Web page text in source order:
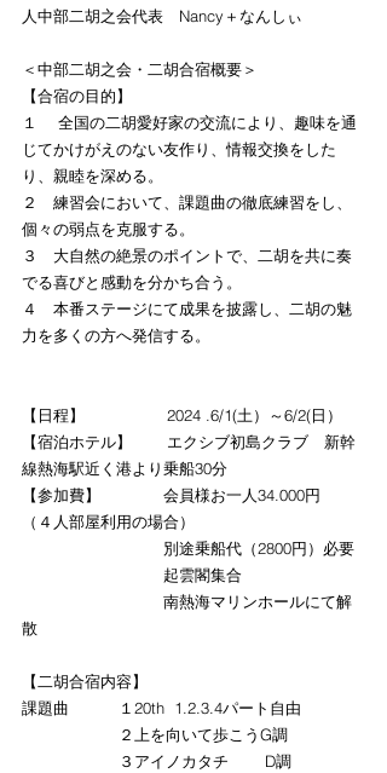
人中部二胡之会代表　Nancy＋なんしぃ
＜中部二胡之会・二胡合宿概要＞
【合宿の目的】
１ 　全国の二胡愛好家の交流により、趣味を通
じてかけがえのない友作り、情報交換をした
り、親睦を深める。
２　練習会において、課題曲の徹底練習をし、
個々の弱点を克服する。
３　大自然の絶景のポイントで、二胡を共に奏
でる喜びと感動を分かち合う。
４　本番ステージにて成果を披露し、二胡の魅
力を多くの方へ発信する。
【日程】　		2024 .6/1(土）～6/2(日）
【宿泊ホテル】	エクシブ初島クラブ　新幹
線熱海駅近く港より乗船30分
【参加費】　　　　会員様お一人34.000円
（４人部屋利用の場合）
別途乗船代（2800円）必要
起雲閣集合
南熱海マリンホールにて解
散
【二胡合宿内容】
課題曲　	１20th  1.2.3.4パート自由
		２上を向いて歩こうG調
		３アイノカタチ　 　D調